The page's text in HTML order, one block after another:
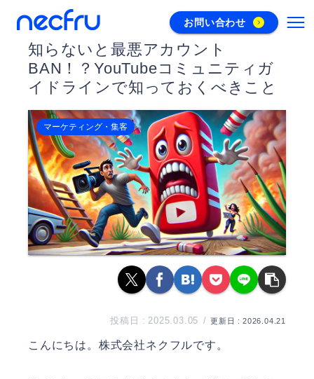
お問い合わせ
知らないと最悪アカウント
BAN！？YouTubeコミュニティガ
イドラインで知っておくべきこと
マーケティング・集客
2025.03.05 2026.04.21
こんにちは。 株式会社ネクフルです。